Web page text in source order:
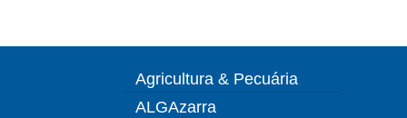
Agricultura & Pecuária
ALGAzarra